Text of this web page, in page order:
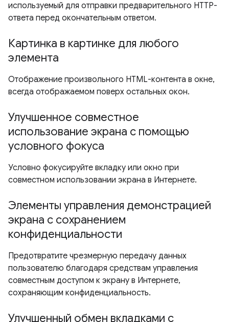
используемый для отправки предварительного HTTP-
ответа перед окончательным ответом.
Картинка в картинке для любого
элемента
Отображение произвольного HTML-контента в окне,
всегда отображаемом поверх остальных окон.
Улучшенное совместное
использование экрана с помощью
условного фокуса
Условно фокусируйте вкладку или окно при
совместном использовании экрана в Интернете.
Элементы управления демонстрацией
экрана с сохранением
конфиденциальности
Предотвратите чрезмерную передачу данных
пользователю благодаря средствам управления
совместным доступом к экрану в Интернете,
сохраняющим конфиденциальность.
Улучшенный обмен вкладками с